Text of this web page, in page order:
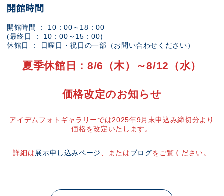
開館時間
開館時間 ： 10：00～18：00
(最終日 ： 10：00～15：00)
休館日 ： 日曜日・祝日の一部（お問い合わせください）
夏季休館日：8/6（木）～8/12（水）
価格改定のお知らせ
アイデムフォトギャラリーでは2025年9月末申込み締切分より
価格を改定いたします。
詳細は展示申し込みページ 、またはブログをご覧ください。